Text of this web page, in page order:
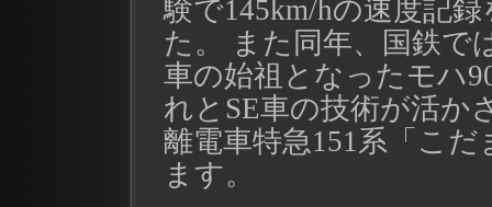
験で145km/hの速度記
た。 また同年、国鉄で
車の始祖となったモハ
れとSE車の技術が活か
離電車特急151系「こ
ます。